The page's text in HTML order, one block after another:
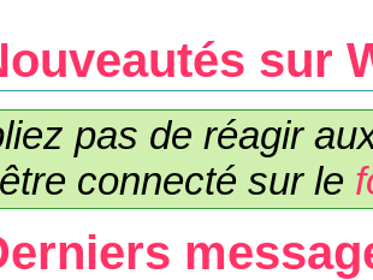
sur
pas de réagir
connecté sur le